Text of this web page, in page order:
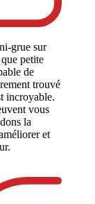
grue sur
petite
de
trouvé
incroyable.
vous
la
et